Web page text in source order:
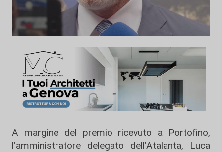
A margine del premio ricevuto a Portofino,
l’amministratore delegato dell’Atalanta, Luca